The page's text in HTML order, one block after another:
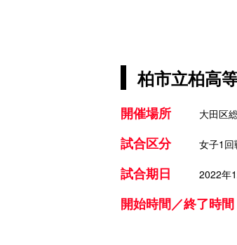
柏市立柏高
開催場所 大田区
試合区分 女子1回
試合期日 2022年
開始時間／終了時間